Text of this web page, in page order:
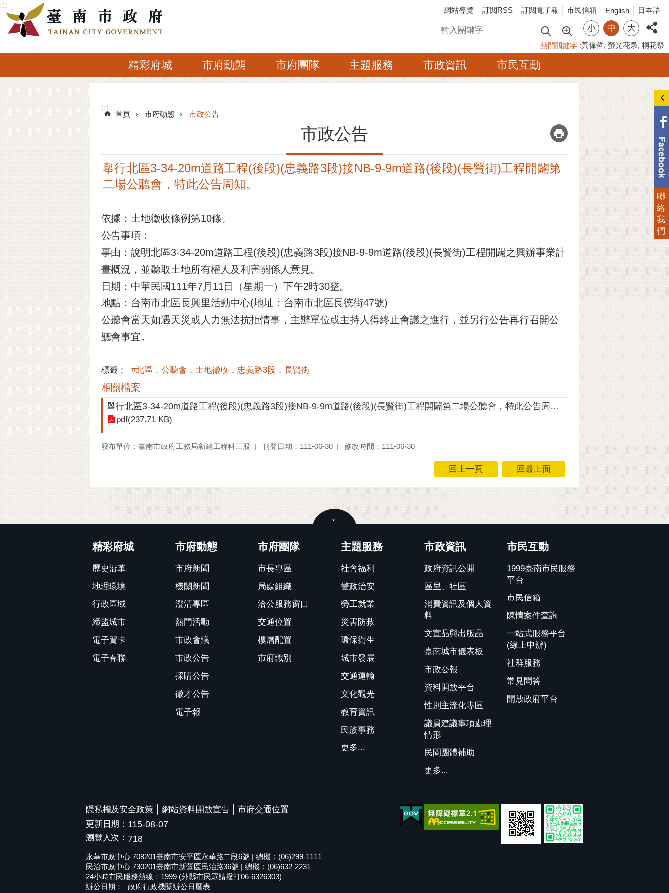
跳到主要內容區塊
:::
網站導覽 訂閱RSS 訂閱電子報 市民信箱 English 日本語
搜尋 小 中 大
熱門關鍵字 黃偉哲 螢光花泉 桐花祭
精彩府城 市府動態 市府團隊 主題服務 市政資訊 市民互動
:::
:::
首頁 市府動態 市政公告
市政公告 _
舉行北區3-34-20m道路工程(後段)(忠義路3段)接NB-9-9m道路(後段)(長賢街)工程開闢第
二場公聽會，特此公告周知。
依據：土地徵收條例第10條。
公告事項：
事由：說明北區3-34-20m道路工程(後段)(忠義路3段)接NB-9-9m道路(後段)(長賢街)工程開闢之興辦事業計
畫概況，並聽取土地所有權人及利害關係人意見。
日期：中華民國111年7月11日（星期一）下午2時30整。
地點：台南市北區長興里活動中心(地址：台南市北區長德街47號)
公聽會當天如遇天災或人力無法抗拒情事，主辦單位或主持人得終止會議之進行，並另行公告再行召開公
聽會事宜。
標籤： #北區，公聽會，土地徵收，忠義路3段，長賢街
相關檔案
舉行北區3-34-20m道路工程(後段)(忠義路3段)接NB-9-9m道路(後段)(長賢街)工程開闢第二場公聽會，特此公告周知。
pdf(237.71 KB)
發布單位：臺南市政府工務局新建工程科三股 刊登日期：111-06-30 修改時間：111-06-30
回上一頁 回最上面
精彩府城
歷史沿革
地理環境
行政區域
締盟城市
電子賀卡
電子春聯
市府動態
市府新聞
機關新聞
澄清專區
熱門活動
市政會議
市政公告
採購公告
徵才公告
電子報
市府團隊
市長專區
局處組織
洽公服務窗口
交通位置
樓層配置
市府識別
主題服務
社會福利
警政治安
勞工就業
災害防救
環保衛生
城市發展
交通運輸
文化觀光
教育資訊
民族事務
更多...
市政資訊
政府資訊公開
區里、社區
消費資訊及個人資
料
文宣品與出版品
臺南城市儀表板
市政公報
資料開放平台
性別主流化專區
議員建議事項處理
情形
民間團體補助
更多...
市民互動
1999臺南市民服務
平台
市民信箱
陳情案件查詢
一站式服務平台
(線上申辦)
社群服務
常見問答
開放政府平台
隱私權及安全政策 網站資料開放宣告
市府交通位置
更新日期： 115-08-07
瀏覽人次： 718
永華市政中心 708201臺南市安平區永華路二段6號 | 總機：(06)299-1111
民治市政中心 730201臺南市新營區民治路36號 | 總機：(06)632-2231
24小時市民服務熱線：1999 (外縣市民眾請撥打06-6326303)
辦公日期：
政府行政機關辦公日曆表
聯
絡
我
們